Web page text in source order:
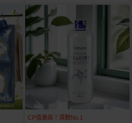
CP值激高！濕敷No.1